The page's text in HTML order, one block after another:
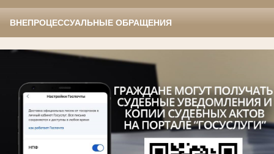
ВНЕПРОЦЕССУАЛЬНЫЕ ОБРАЩЕНИЯ